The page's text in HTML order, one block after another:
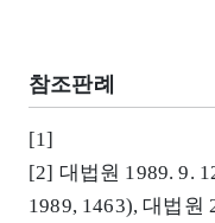
참조판례
[1]
[2] 대법원 1989. 9.
1989, 1463), 대법원